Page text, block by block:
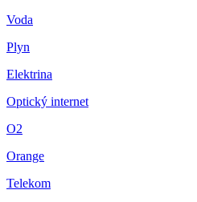
Voda
Plyn
Elektrina
Optický internet
O2
Orange
Telekom